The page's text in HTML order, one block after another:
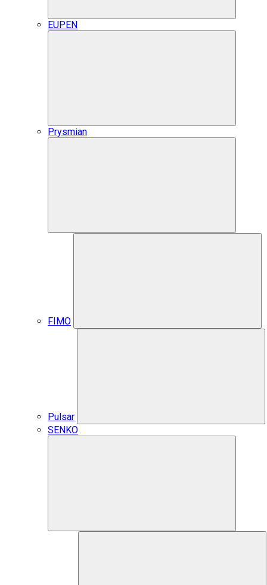
EUPEN
Prysmian
FIMO
Pulsar
SENKO